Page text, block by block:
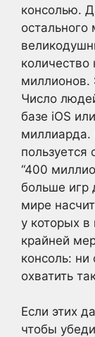
консолью.
миллионов.
Число
базе iOS
миллиарда.
“400
больше игр
мире
у которых в
крайней
консоль:
охватить
Если этих
чтобы